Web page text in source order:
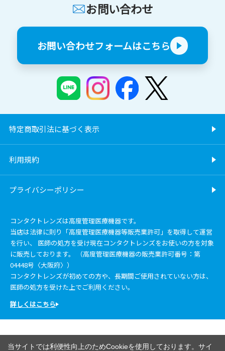
お問い合わせ
お問い合わせフォームはこちら
特定商取引法に基づく表示
利用規約
プライバシーポリシー
コンタクトレンズは高度管理医療機器です。
当店は法律に則り「高度管理医療機器等販売業許可」を取得して運営
を行い、 医師の処方を受け現在コンタクトレンズをお使いの方を対象
に販売しております。 （高度管理医療機器の販売業許可番号：第
04448号〈大阪府〉）
コンタクトレンズが初めての方や、長期間ご使用されていない方は、
医師の処方を受けた上でご利用ください。
詳しくはこちら
当サイトでは利便性向上のためCookieを使用しております。サイ